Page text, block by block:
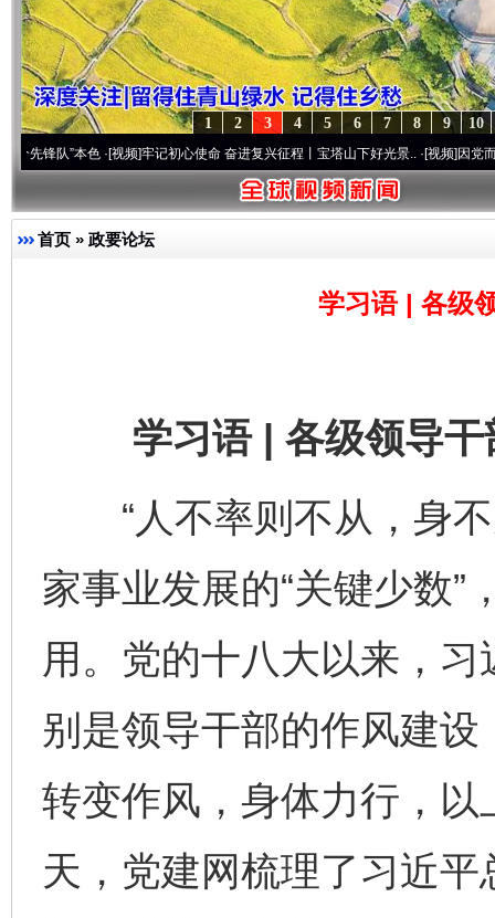
10
9
8
7
6
5
4
3
2
1
本色·[视频]牢记初心使命 奋进复兴征程丨宝塔山下好光景..·[视频]因党而生 为党而
首页 » 政要论坛
学习语 | 各级
学习语 | 各级领导干
“人不率则不从，身不
家事业发展的“关键少数
用。党的十八大以来，
别是领导干部的作风建
转变作风，身体力行，以
天，党建网梳理了习近